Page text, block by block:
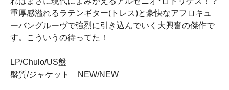
重厚感溢れるラテンギター(トレス)と豪快なアフロキュ
ーバングルーヴで強烈に引き込んでいく大興奮の傑作で
す。こういうの待ってた！
LP/Chulo/US盤
盤質/ジャケット NEW/NEW